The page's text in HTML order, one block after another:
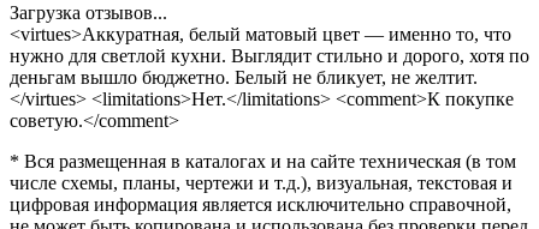
Загрузка отзывов...
<virtues>Аккуратная, белый матовый цвет — именно то, что
нужно для светлой кухни. Выглядит стильно и дорого, хотя по
деньгам вышло бюджетно. Белый не бликует, не желтит.
</virtues> <limitations>Нет.</limitations> <comment>К покупке
советую.</comment>
* Вся размещенная в каталогах и на сайте техническая (в том
числе схемы, планы, чертежи и т.д.), визуальная, текстовая и
цифровая информация является исключительно справочной,